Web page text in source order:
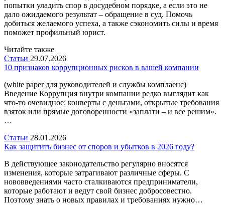
попытки уладить спор в досудебном порядке, а если это не
дало ожидаемого результат – обращение в суд. Помочь
добиться желаемого успеха, а также сэкономить силы и время
поможет профильный юрист.
Читайте также
Статьи 29.07.2026
10 признаков коррупционных рисков в вашей компании
(white paper для руководителей и службы комплаенс)
Введение Коррупция внутри компании редко выглядит как
что-то очевидное: конверты с деньгами, открытые требования
взяток или прямые договоренности «заплати – и все решим».
…
Статьи 28.01.2026
Как защитить бизнес от споров и убытков в 2026 году?
В действующее законодательство регулярно вносятся
изменения, которые затрагивают различные сферы. С
нововведениями часто сталкиваются предприниматели,
которые работают и ведут свой бизнес добросовестно.
Поэтому знать о новых правилах и требованиях нужно…